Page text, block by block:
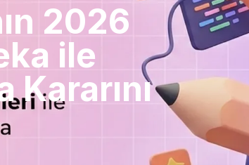
2026
ile